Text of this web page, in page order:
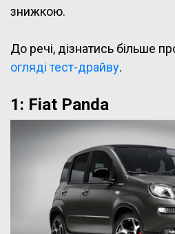
знижкою.
До речі, дізнатись більше
огляді тест-драйву.
1: Fiat Panda